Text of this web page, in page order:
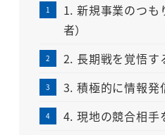
1. 新規事業のつ
者）
2. 長期戦を覚悟す
3. 積極的に情報発
4. 現地の競合相手